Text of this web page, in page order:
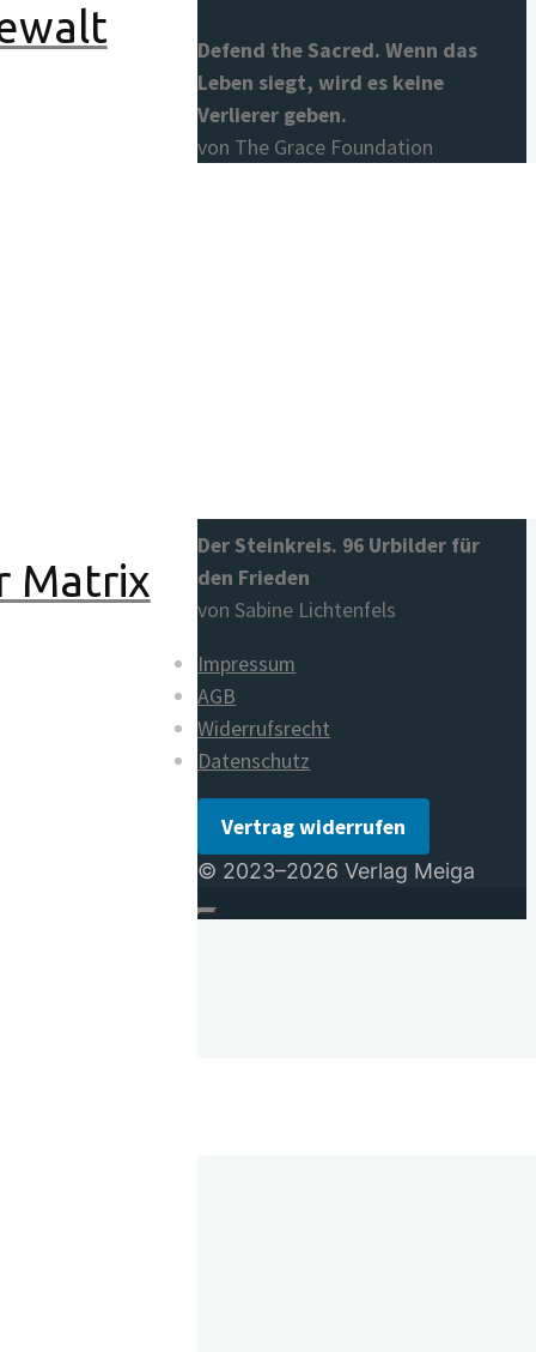
Matrix
– E-
Defend the Sacred. Wenn das
Leben siegt, wird es keine
Verlierer geben.
von The Grace Foundation
Der Steinkreis. 96 Urbilder für
den Frieden
von Sabine Lichtenfels
Impressum
AGB
Widerrufsrecht
Datenschutz
Vertrag widerrufen
© 2023–2026 Verlag Meiga